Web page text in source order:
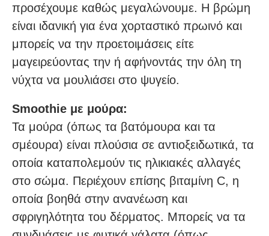
προσέχουμε καθώς μεγαλώνουμε. Η βρώμη
είναι ιδανική για ένα χορταστικό πρωινό και
μπορείς να την προετοιμάσεις είτε
μαγειρεύοντας την ή αφήνοντάς την όλη τη
νύχτα να μουλιάσει στο ψυγείο.
Smoothie με μούρα:
Τα μούρα (όπως τα βατόμουρα και τα
σμέουρα) είναι πλούσια σε αντιοξειδωτικά, τα
οποία καταπολεμούν τις ηλικιακές αλλαγές
στο σώμα. Περιέχουν επίσης βιταμίνη C, η
οποία βοηθά στην ανανέωση και
σφριγηλότητα του δέρματος. Μπορείς να τα